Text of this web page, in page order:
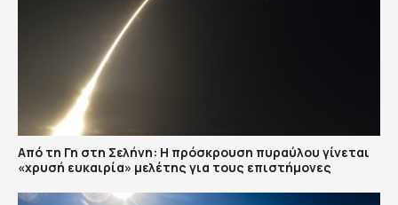
Από τη Γη στη Σελήνη: Η πρόσκρουση πυραύλου γίνεται
«χρυσή ευκαιρία» μελέτης για τους επιστήμονες